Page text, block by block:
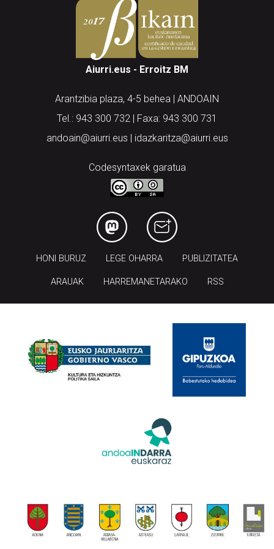
Aiurri.eus - Erroitz BM
Arantzibia plaza, 4-5 behea | ANDOAIN
Tel.: 943 300 732 | Faxa: 943 300 731
andoain@aiurri.eus | idazkaritza@aiurri.eus
Codesyntaxek garatua
HONI BURUZ LEGE OHARRA PUBLIZITATEA
ARAUAK HARREMANETARAKO RSS